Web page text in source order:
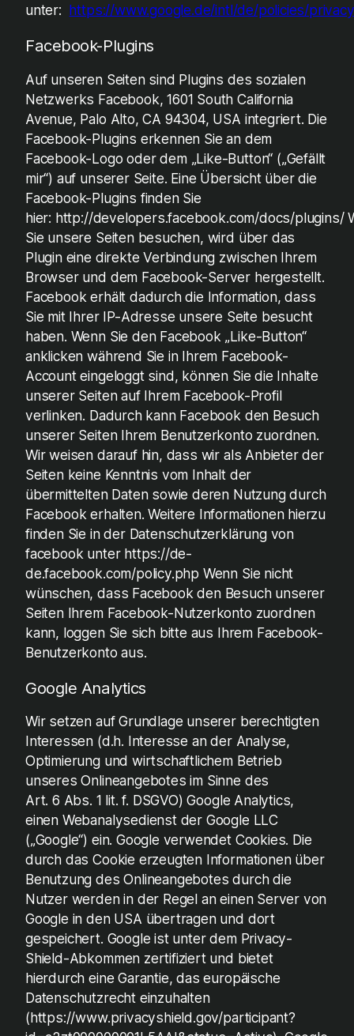
unter: https://www.google.de/intl/de/policies/
Facebook-Plugins
Auf unseren Seiten sind Plugins des sozialen
Netzwerks Facebook, 1601 South California
Avenue, Palo Alto, CA 94304, USA integriert. Die
Facebook-Plugins erkennen Sie an dem
Facebook-Logo oder dem „Like-Button“ („Gefällt
mir“) auf unserer Seite. Eine Übersicht über die
Facebook-Plugins finden Sie
hier: http://developers.facebook.com/docs/plugins/
Sie unsere Seiten besuchen, wird über das
Plugin eine direkte Verbindung zwischen Ihrem
Browser und dem Facebook-Server hergestellt.
Facebook erhält dadurch die Information, dass
Sie mit Ihrer IP-Adresse unsere Seite besucht
haben. Wenn Sie den Facebook „Like-Button“
anklicken während Sie in Ihrem Facebook-
Account eingeloggt sind, können Sie die Inhalte
unserer Seiten auf Ihrem Facebook-Profil
verlinken. Dadurch kann Facebook den Besuch
unserer Seiten Ihrem Benutzerkonto zuordnen.
Wir weisen darauf hin, dass wir als Anbieter der
Seiten keine Kenntnis vom Inhalt der
übermittelten Daten sowie deren Nutzung durch
Facebook erhalten. Weitere Informationen hierzu
finden Sie in der Datenschutzerklärung von
facebook unter https://de-
de.facebook.com/policy.php Wenn Sie nicht
wünschen, dass Facebook den Besuch unserer
Seiten Ihrem Facebook-Nutzerkonto zuordnen
kann, loggen Sie sich bitte aus Ihrem Facebook-
Benutzerkonto aus.
Google Analytics
Wir setzen auf Grundlage unserer berechtigten
Interessen (d.h. Interesse an der Analyse,
Optimierung und wirtschaftlichem Betrieb
unseres Onlineangebotes im Sinne des
Art. 6 Abs. 1 lit. f. DSGVO) Google Analytics,
einen Webanalysedienst der Google LLC
(„Google“) ein. Google verwendet Cookies. Die
durch das Cookie erzeugten Informationen über
Benutzung des Onlineangebotes durch die
Nutzer werden in der Regel an einen Server von
Google in den USA übertragen und dort
gespeichert. Google ist unter dem Privacy-
Shield-Abkommen zertifiziert und bietet
hierdurch eine Garantie, das europäische
Datenschutzrecht einzuhalten
(https://www.privacyshield.gov/participant?